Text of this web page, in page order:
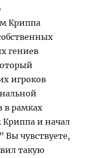
Криппа
гениев
игроков
в рамках
и начал
Вы чувствуете,
такую